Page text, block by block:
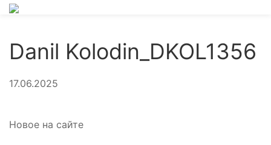
Danil Kolodin_DKOL1356
17.06.2025
Новое на сайте